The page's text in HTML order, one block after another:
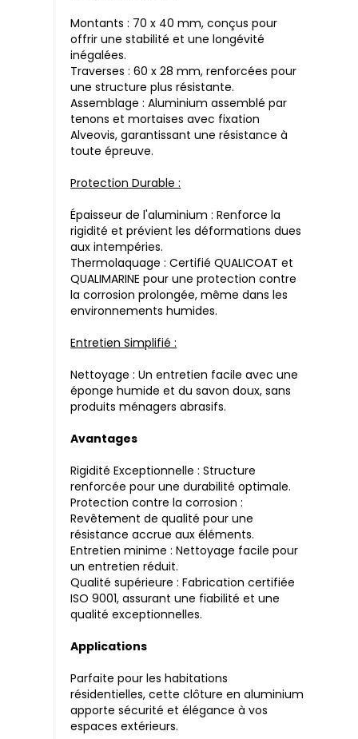
Montants : 70 x 40 mm, conçus pour
offrir une stabilité et une longévité
inégalées.
Traverses : 60 x 28 mm, renforcées pour
une structure plus résistante.
Assemblage : Aluminium assemblé par
tenons et mortaises avec fixation
Alveovis, garantissant une résistance à
toute épreuve.
Protection Durable :
Épaisseur de l'aluminium : Renforce la
rigidité et prévient les déformations dues
aux intempéries.
Thermolaquage : Certifié QUALICOAT et
QUALIMARINE pour une protection contre
la corrosion prolongée, même dans les
environnements humides.
Entretien Simplifié :
Nettoyage : Un entretien facile avec une
éponge humide et du savon doux, sans
produits ménagers abrasifs.
Avantages
Rigidité Exceptionnelle : Structure
renforcée pour une durabilité optimale.
Protection contre la corrosion :
Revêtement de qualité pour une
résistance accrue aux éléments.
Entretien minime : Nettoyage facile pour
un entretien réduit.
Qualité supérieure : Fabrication certifiée
ISO 9001, assurant une fiabilité et une
qualité exceptionnelles.
Applications
Parfaite pour les habitations
résidentielles, cette clôture en aluminium
apporte sécurité et élégance à vos
espaces extérieurs.